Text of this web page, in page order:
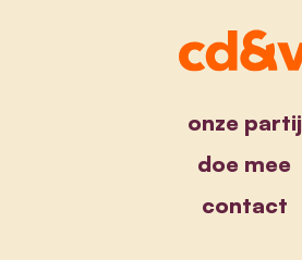
onze partij
doe mee
contact